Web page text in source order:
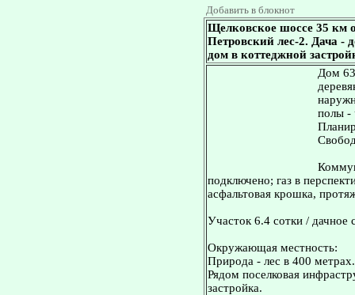
Добавить в блокнот
Щелковское шоссе 35 км
Петровский лес-2. Дача -
дом в коттеджной
Дом
полы -
подключено; газ в
асфальтовая крошка,
Участок 6.4 сотки / дачное
Окружающая местность:
Природа - лес в 400 метрах.
Рядом поселковая
застройка.